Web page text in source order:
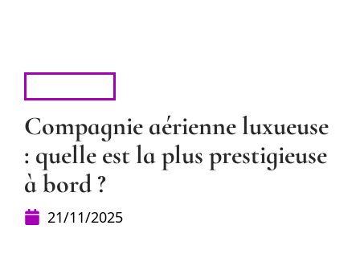
Compagnie aérienne luxueuse
: quelle est la plus prestigieuse
à bord ?
21/11/2025